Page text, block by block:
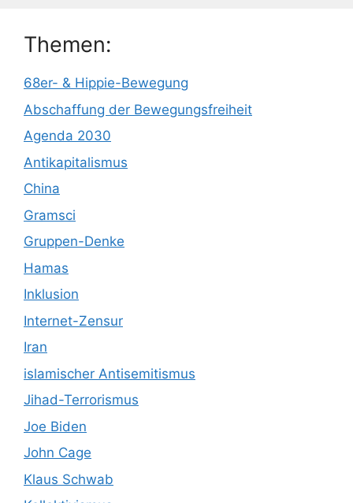
Themen:
68er- & Hippie-Bewegung
Abschaffung der Bewegungsfreiheit
Agenda 2030
Antikapitalismus
China
Gramsci
Gruppen-Denke
Hamas
Inklusion
Internet-Zensur
Iran
islamischer Antisemitismus
Jihad-Terrorismus
Joe Biden
John Cage
Klaus Schwab